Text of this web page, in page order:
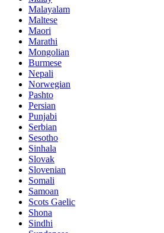
Malayalam
Maltese
Maori
Marathi
Mongolian
Burmese
Nepali
Norwegian
Pashto
Persian
Punjabi
Serbian
Sesotho
Sinhala
Slovak
Slovenian
Somali
Samoan
Scots Gaelic
Shona
Sindhi